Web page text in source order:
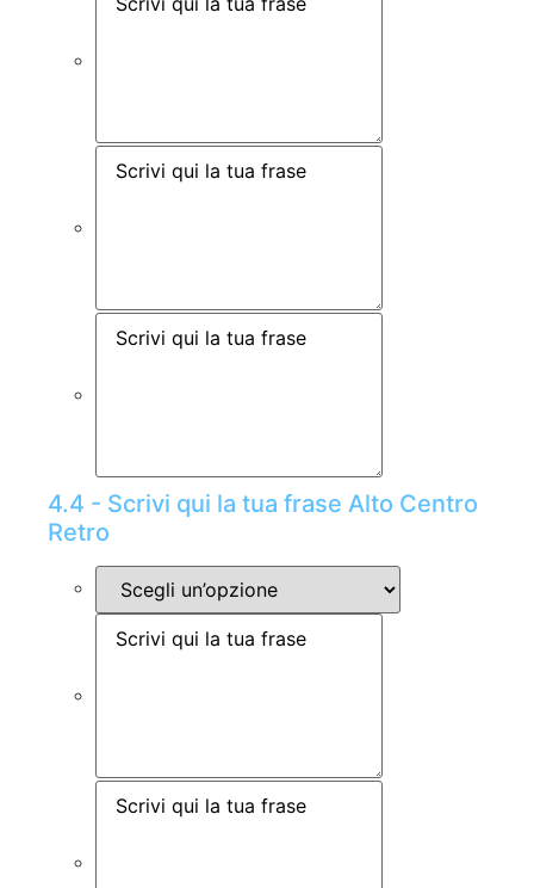
4.4 - Scrivi qui la tua frase Alto Centro
Retro